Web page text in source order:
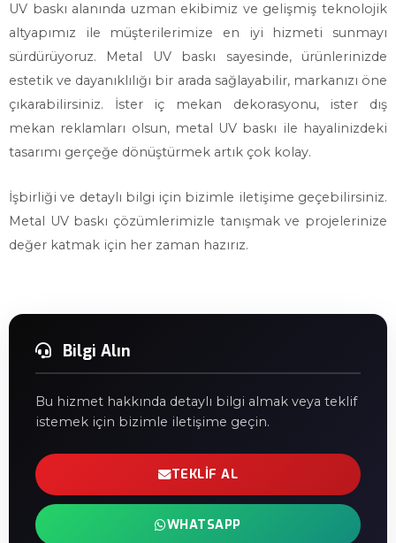
UV baskı alanında uzman ekibimiz ve gelişmiş teknolojik
altyapımız ile müşterilerimize en iyi hizmeti sunmayı
sürdürüyoruz. Metal UV baskı sayesinde, ürünlerinizde
estetik ve dayanıklılığı bir arada sağlayabilir, markanızı öne
çıkarabilirsiniz. İster iç mekan dekorasyonu, ister dış
mekan reklamları olsun, metal UV baskı ile hayalinizdeki
tasarımı gerçeğe dönüştürmek artık çok kolay.
İşbirliği ve detaylı bilgi için bizimle iletişime geçebilirsiniz.
Metal UV baskı çözümlerimizle tanışmak ve projelerinize
değer katmak için her zaman hazırız.
Bilgi Alın
Bu hizmet hakkında detaylı bilgi almak veya teklif
istemek için bizimle iletişime geçin.
TEKLIF AL
WHATSAPP